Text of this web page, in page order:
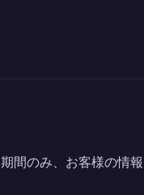
間のみ、お客様の情報